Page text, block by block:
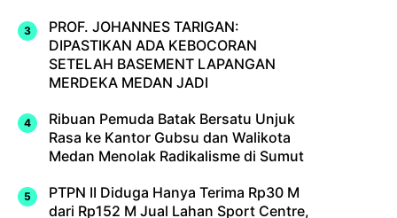
PROF. JOHANNES TARIGAN:
DIPASTIKAN ADA KEBOCORAN
SETELAH BASEMENT LAPANGAN
MERDEKA MEDAN JADI
Ribuan Pemuda Batak Bersatu Unjuk
Rasa ke Kantor Gubsu dan Walikota
Medan Menolak Radikalisme di Sumut
PTPN II Diduga Hanya Terima Rp30 M
dari Rp152 M Jual Lahan Sport Centre,